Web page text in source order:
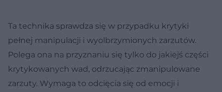
Ta technika sprawdza się w przypadku krytyki
pełnej manipulacji i wyolbrzymionych zarzutów.
Polega ona na przyznaniu się tylko do jakiejś części
krytykowanych wad, odrzucając zmanipulowane
zarzuty. Wymaga to odcięcia się od emocji i